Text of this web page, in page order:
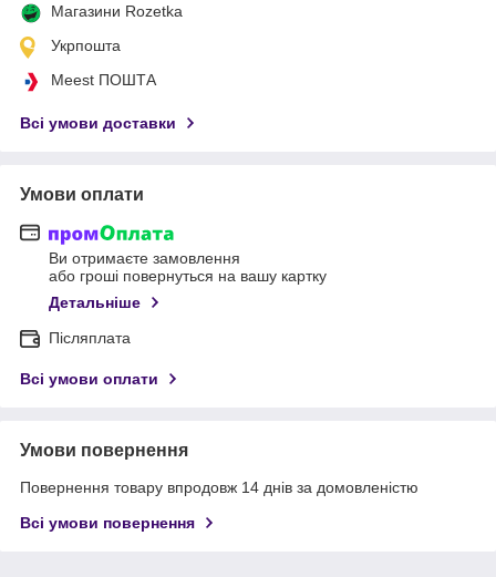
Магазини Rozetka
Укрпошта
Meest ПОШТА
Всі умови доставки
Умови оплати
Ви отримаєте замовлення
або гроші повернуться на вашу картку
Детальніше
Післяплата
Всі умови оплати
Умови повернення
Повернення товару впродовж 14 днів за домовленістю
Всі умови повернення